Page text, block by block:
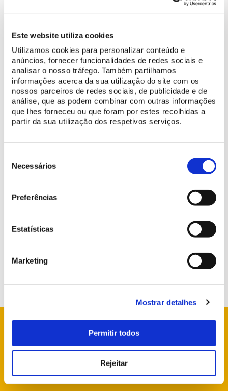
Este website utiliza cookies
Utilizamos cookies para personalizar conteúdo e
anúncios, fornecer funcionalidades de redes sociais e
analisar o nosso tráfego. Também partilhamos
informações acerca da sua utilização do site com os
nossos parceiros de redes sociais, de publicidade e de
análise, que as podem combinar com outras informações
que lhes forneceu ou que foram por estes recolhidas a
partir da sua utilização dos respetivos serviços.
Necessários
Preferências
Estatísticas
Marketing
Mostrar detalhes
Permitir todos
Rejeitar
observação e identificação das árvores e à descoberta sensorial
Entre alunos do 4.º e do 5.º ano e seniores do concelho de Sintra
nestes três dias são esperados cerca de1500 participantes
SintrAmbiente, que é uma iniciativa da Câmara Municipal de
Sintra e dos SMAS de Sintra.
info@parquesdesintra.pt
+351 21 923 73 00